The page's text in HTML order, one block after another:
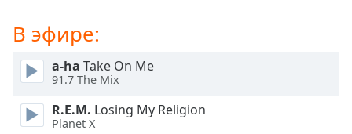
window.
Escape
and
close
В эфире:
a-ha Take On Me
91.7 The Mix
R.E.M. Losing My Religion
Planet X